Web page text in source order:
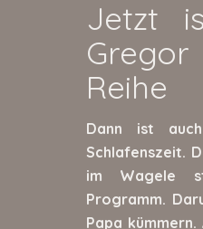
Jetzt
Reihe
Dann ist
Schlafenszeit.
im Wagele
Programm.
Papa